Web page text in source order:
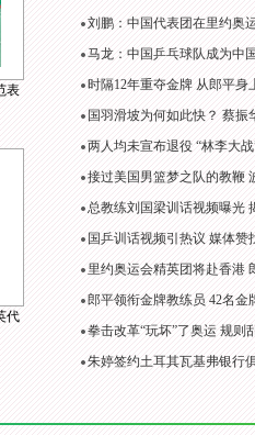
表
代
刘鹏：中国代表团在里约奥
马龙：中国乒乓球队成为中
时隔12年重夺金牌 从郎平身
国羽滑坡为何如此快？ 蔡振
两人均未宣布退役 “林李大
接过美国男篮梦之队的教鞭
总教练刘国梁训话视频曝光
国乒训话视频引热议 媒体赞
里约奥运会精英团将赴香港
郎平领衔金牌教练员 42名金
拳击改革“玩坏”了奥运 规则
朱婷签约土耳其瓦基弗银行